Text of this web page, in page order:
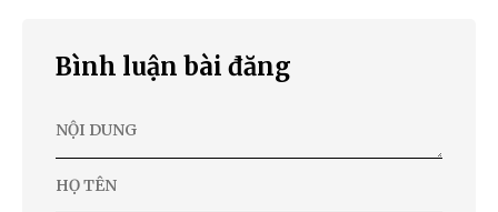
Bình luận bài đăng